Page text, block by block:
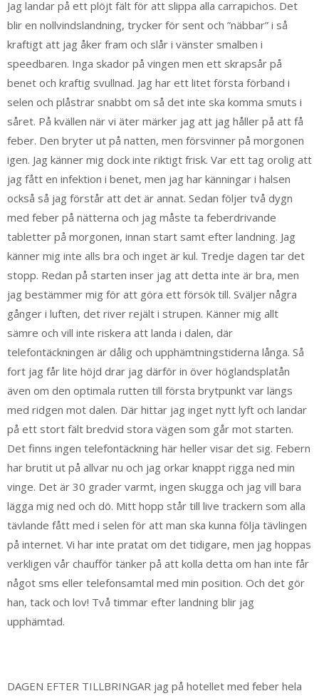
Jag landar på ett plöjt fält för att slippa alla carrapichos. Det
blir en nollvindslandning, trycker för sent och ”näbbar” i så
kraftigt att jag åker fram och slår i vänster smalben i
speedbaren. Inga skador på vingen men ett skrapsår på
benet och kraftig svullnad. Jag har ett litet första förband i
selen och plåstrar snabbt om så det inte ska komma smuts i
såret. På kvällen när vi äter märker jag att jag håller på att få
feber. Den bryter ut på natten, men försvinner på morgonen
igen. Jag känner mig dock inte riktigt frisk. Var ett tag orolig att
jag fått en infektion i benet, men jag har känningar i halsen
också så jag förstår att det är annat. Sedan följer två dygn
med feber på nätterna och jag måste ta feberdrivande
tabletter på morgonen, innan start samt efter landning. Jag
känner mig inte alls bra och inget är kul. Tredje dagen tar det
stopp. Redan på starten inser jag att detta inte är bra, men
jag bestämmer mig för att göra ett försök till. Sväljer några
gånger i luften, det river rejält i strupen. Känner mig allt
sämre och vill inte riskera att landa i dalen, där
telefontäckningen är dålig och upphämtningstiderna långa. Så
fort jag får lite höjd drar jag därför in över höglandsplatån
även om den optimala rutten till första brytpunkt var längs
med ridgen mot dalen. Där hittar jag inget nytt lyft och landar
på ett stort fält bredvid stora vägen som går mot starten.
Det finns ingen telefontäckning här heller visar det sig. Febern
har brutit ut på allvar nu och jag orkar knappt rigga ned min
vinge. Det är 30 grader varmt, ingen skugga och jag vill bara
lägga mig ned och dö. Mitt hopp står till live trackern som alla
tävlande fått med i selen för att man ska kunna följa tävlingen
på internet. Vi har inte pratat om det tidigare, men jag hoppas
verkligen vår chaufför tänker på att kolla detta om han inte får
något sms eller telefonsamtal med min position. Och det gör
han, tack och lov! Två timmar efter landning blir jag
upphämtad.
DAGEN EFTER TILLBRINGAR jag på hotellet med feber hela